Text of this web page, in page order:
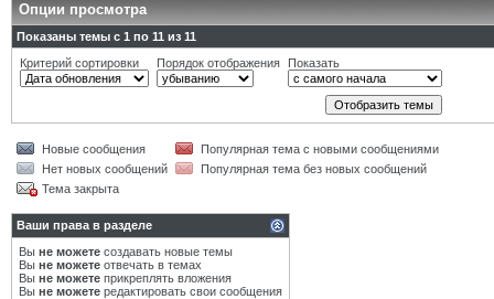
Опции просмотра
Показаны темы с 1 по 11 из 11
Критерий сортировки
Порядок отображения Показать
Новые сообщения
Популярная тема с новыми сообщениями
Нет новых сообщений
Популярная тема без новых сообщений
Тема закрыта
Ваши права в разделе
Вы не можете создавать новые темы
Вы не можете отвечать в темах
Вы не можете прикреплять вложения
Вы не можете редактировать свои сообщения